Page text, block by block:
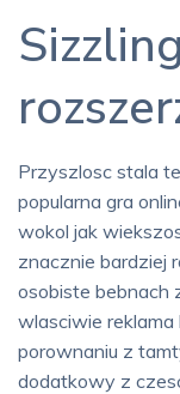
Przyszlosc stala
popularna gra
wokol jak
znacznie bardziej
osobiste bebnach
wlasciwie
porownaniu z
dodatkowy z